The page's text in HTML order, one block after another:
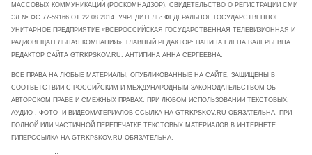
МАССОВЫХ КОММУНИКАЦИЙ (РОСКОМНАДЗОР). СВИДЕТЕЛЬСТВО О РЕГИСТРАЦИИ СМИ
ЭЛ № ФС 77-59166 ОТ 22.08.2014. УЧРЕДИТЕЛЬ: ФЕДЕРАЛЬНОЕ ГОСУДАРСТВЕННОЕ
УНИТАРНОЕ ПРЕДПРИЯТИЕ «ВСЕРОССИЙСКАЯ ГОСУДАРСТВЕННАЯ ТЕЛЕВИЗИОННАЯ И
РАДИОВЕЩАТЕЛЬНАЯ КОМПАНИЯ». ГЛАВНЫЙ РЕДАКТОР: ПАНИНА ЕЛЕНА ВАЛЕРЬЕВНА.
РЕДАКТОР САЙТА GTRKPSKOV.RU: АНТИПИНА АННА СЕРГЕЕВНА.
ВСЕ ПРАВА НА ЛЮБЫЕ МАТЕРИАЛЫ, ОПУБЛИКОВАННЫЕ НА САЙТЕ, ЗАЩИЩЕНЫ В
СООТВЕТСТВИИ С РОССИЙСКИМ И МЕЖДУНАРОДНЫМ ЗАКОНОДАТЕЛЬСТВОМ ОБ
АВТОРСКОМ ПРАВЕ И СМЕЖНЫХ ПРАВАХ. ПРИ ЛЮБОМ ИСПОЛЬЗОВАНИИ ТЕКСТОВЫХ,
АУДИО-, ФОТО- И ВИДЕОМАТЕРИАЛОВ ССЫЛКА НА GTRKPSKOV.RU ОБЯЗАТЕЛЬНА. ПРИ
ПОЛНОЙ ИЛИ ЧАСТИЧНОЙ ПЕРЕПЕЧАТКЕ ТЕКСТОВЫХ МАТЕРИАЛОВ В ИНТЕРНЕТЕ
ГИПЕРССЫЛКА НА GTRKPSKOV.RU ОБЯЗАТЕЛЬНА.